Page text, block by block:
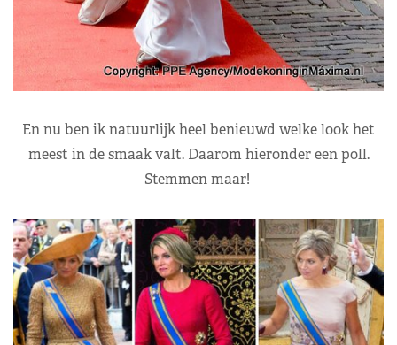
En nu ben ik natuurlijk heel benieuwd welke look het
meest in de smaak valt. Daarom hieronder een poll.
Stemmen maar!